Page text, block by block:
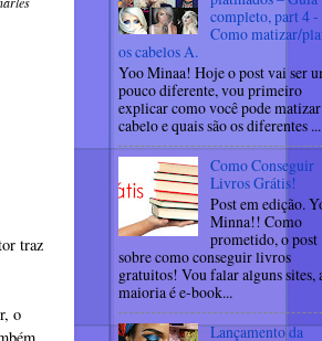
traz
o
completo, part 4 -
Como matizar/
os cabelos A.
Yoo Minaa! Hoje o post vai ser
pouco diferente, vou primeiro
explicar como você pode
cabelo e quais são os diferentes ...
Como Conseguir
Livros Grátis!
Post em edição.
Minna!! Como
prometido, o post
sobre como conseguir livros
gratuitos! Vou falar alguns sites,
maioria é e-book...
Lançamento da